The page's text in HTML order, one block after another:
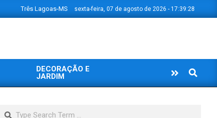
Três Lagoas-MS sexta-feira, 07 de agosto de 2026 - 17:39:29
DECORAÇÃO E
JARDIM
Search
Search